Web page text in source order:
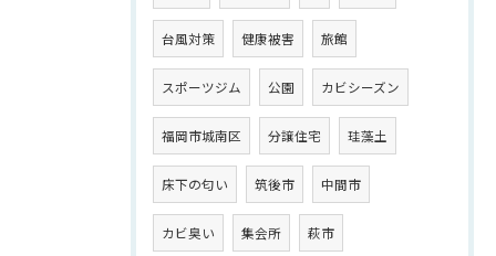
台風対策 健康被害 旅館
スポーツジム 公園 カビシーズン
福岡市城南区 分譲住宅 珪藻土
床下の匂い 筑後市 中間市
カビ臭い 集会所 萩市